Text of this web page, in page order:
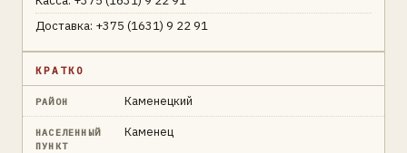
Доставка: +375 (1631) 9 22 91
КРАТКО
РАЙОН Каменецкий
НАСЕЛЕННЫЙ
ПУНКТ
Каменец